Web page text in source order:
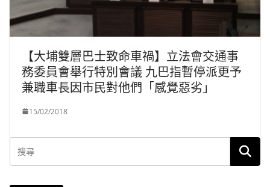
【大埔雙層巴士致命車禍】立法會交通事
務委員會舉行特別會議 九巴指暫停派更予
兼職車長因市民對他們「感覺惡劣」
15/02/2018